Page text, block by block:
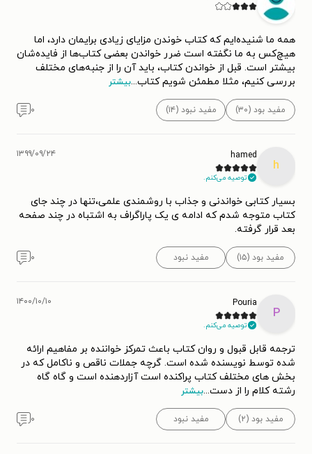
همه ما شنیده‌ایم که کتاب خوندن مزایای زیادی برایمان دارد، اما
هیچ‌کس به ما نگفته است ضرر خواندن بعضی کتاب‌ها از فایده‌شان
بیشتر است. قبل از خواندن کتاب، باید آن را از جنبه‌های مختلف
بررسی کنیم، مثلا مطمئن شویم کتاب‌...بیشتر
مفید بود (۳۰) مفید نبود (۱۴) ۰
h
hamed
توصیه می‌کنم.
۱۳۹۹/۰۹/۲۴
بسیار کتابی خواندنی و جذاب با روشمندی علمی،تنها در چند جای
کتاب متوجه شدم که ادامه ی یک پاراگراف به اشتباه در چند صفحه
بعد قرار گرفته.
مفید بود (۱۵) مفید نبود ۰
P
Pouria
توصیه می‌کنم.
۱۴۰۰/۱۰/۱۰
ترجمه قابل قبول و روان کتاب باعث تمرکز خواننده بر مفاهیم ارائه
شده توسط نویسنده شده است. گرچه جملات ناقص و ناکامل که در
بخش های مختلف کتاب پراکنده است آزاردهنده است و گاه گاه
رشته کلام را از دست...بیشتر
مفید بود (۲) مفید نبود ۰